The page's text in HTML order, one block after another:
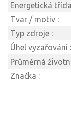
Energetická
Tvar / motiv :
Typ zdroje :
Úhel vyzařování :
Průměrná
Značka :